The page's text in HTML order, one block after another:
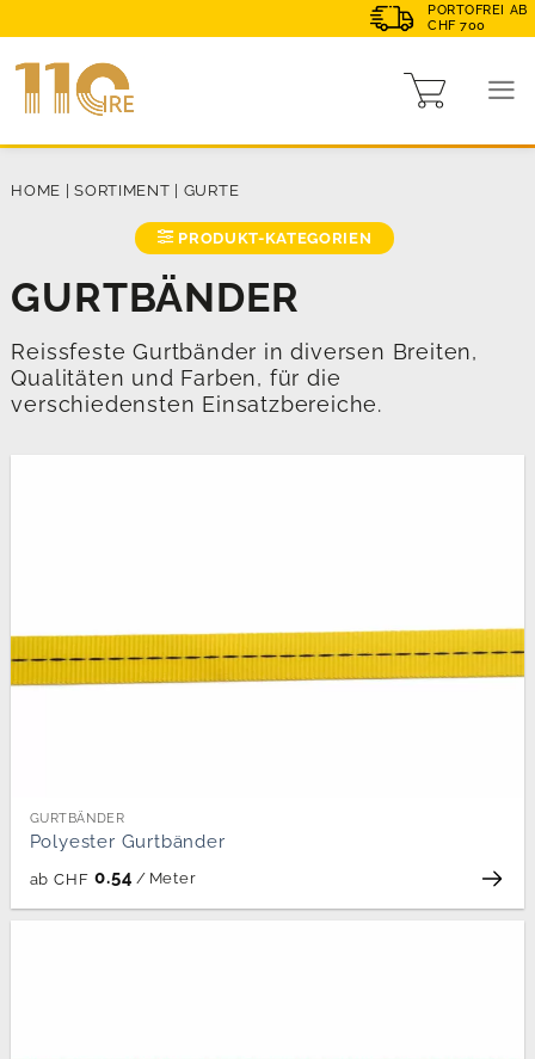
PORTOFREI AB
CHF 700
HOME |SORTIMENT | GURTE
PRODUKT-KATEGORIEN
GURTBÄNDER
Reissfeste Gurtbänder in diversen Breiten,
Qualitäten und Farben, für die
verschiedensten Einsatzbereiche.
GURTBÄNDER
Polyester Gurtbänder
ab CHF 0.54 / Meter